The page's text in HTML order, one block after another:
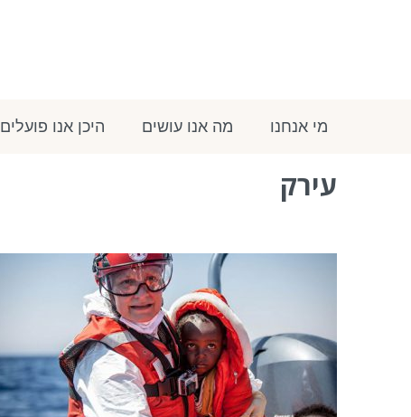
מי אנחנו מה אנו עושים היכן אנו פועלים
עירק